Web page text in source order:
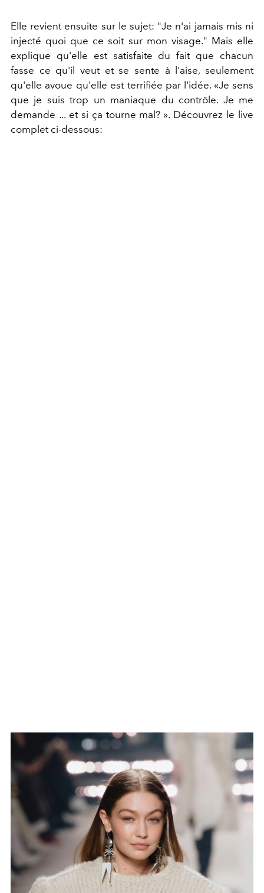
Elle revient ensuite sur le sujet: "Je n'ai jamais mis ni
injecté quoi que ce soit sur mon visage." Mais elle
explique qu'elle est satisfaite du fait que chacun
fasse ce qu'il veut et se sente à l'aise, seulement
qu'elle avoue qu'elle est terrifiée par l'idée. «Je sens
que je suis trop un maniaque du contrôle. Je me
demande ... et si ça tourne mal? ». Découvrez le live
complet ci-dessous: